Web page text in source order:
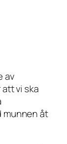
av
vi ska
munnen åt